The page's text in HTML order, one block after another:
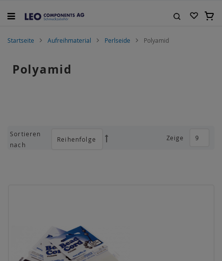
Inhalt
Startseite Aufreihmaterial Perlseide Polyamid
Polyamid
Zeige
Sortieren
nach
Absteigend